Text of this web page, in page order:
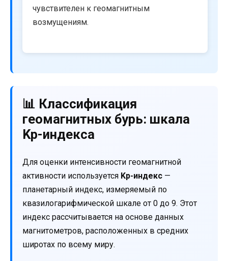
чувствителен к геомагнитным
возмущениям.
📊 Классификация
геомагнитных бурь: шкала
Kp-индекса
Для оценки интенсивности геомагнитной
активности используется Kp-индекс —
планетарный индекс, измеряемый по
квазилогарифмической шкале от 0 до 9. Этот
индекс рассчитывается на основе данных
магнитометров, расположенных в средних
широтах по всему миру.